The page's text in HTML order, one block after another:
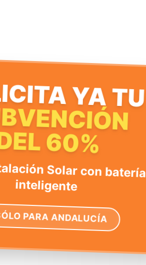
YA TU
60%
Solar con batería
inteligente
PARA ANDALUCÍA